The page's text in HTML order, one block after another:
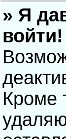
» Я
войти!
Кроме